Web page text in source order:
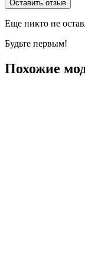
Оставить отзыв
Еще никто не
Будьте первым!
Похожие